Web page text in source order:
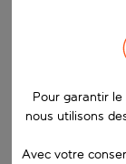
Choisissez
Modifier la
Pour garantir
nous utilisons
Avec votre